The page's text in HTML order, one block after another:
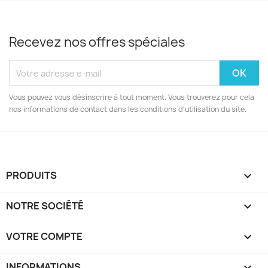
Recevez nos offres spéciales
Vous pouvez vous désinscrire à tout moment. Vous trouverez pour cela
nos informations de contact dans les conditions d'utilisation du site.
PRODUITS 
NOTRE SOCIÉTÉ 
VOTRE COMPTE 